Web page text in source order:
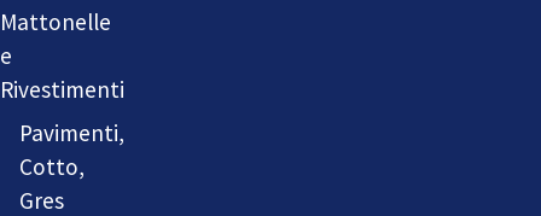
Mattonelle
e
Rivestimenti
Pavimenti,
Cotto,
Gres